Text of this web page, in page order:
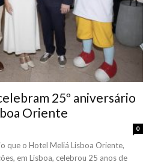
25º aniversário
Oriente
0
que o Hotel Meliá Lisboa Oriente,
em Lisboa, celebrou 25 anos de